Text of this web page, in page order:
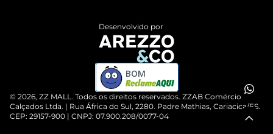
ZZ MALL é confiável
Cartão Presente
Compre pelo WhatsApp
© 2026, ZZ MALL. Todos os direitos reservados. ZZAB Comércio de
Calçados Ltda. | Rua África do Sul, 2280. Padre Mathias, Cariacica/ES.
CEP: 29157-900 | CNPJ: 07.900.208/0077-04
Desenvolvido por
BOM